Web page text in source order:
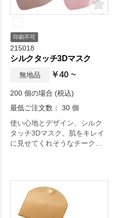
印刷不可
215018
シルクタッチ3Dマスク
無地品 ￥40 ~
200 個の場合 (税込)
最低ご注文数： 30 個
使い心地とデザイン、シルク
タッチ3Dマスク。肌をキレイ
に見せてくれそうなチークカ